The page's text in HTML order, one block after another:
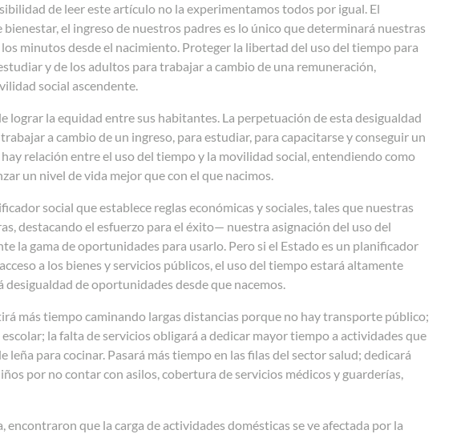
de leer este artículo no la experimentamos todos por igual. El
el ingreso de nuestros padres es lo único que determinará nuestras
minutos desde el nacimiento. Proteger la libertad del uso del tiempo para
y de los adultos para trabajar a cambio de una remuneración,
social ascendente.
la equidad entre sus habitantes. La perpetuación de esta desigualdad
a cambio de un ingreso, para estudiar, para capacitarse y conseguir un
relación entre el uso del tiempo y la movilidad social, entendiendo como
un nivel de vida mejor que con el que nacimos.
social que establece reglas económicas y sociales, tales que nuestras
destacando el esfuerzo para el éxito— nuestra asignación del uso del
la gama de oportunidades para usarlo. Pero si el Estado es un planificador
a los bienes y servicios públicos, el uso del tiempo estará altamente
de oportunidades desde que nacemos.
más tiempo caminando largas distancias porque no hay transporte público;
la falta de servicios obligará a dedicar mayor tiempo a actividades que
leña para cocinar. Pasará más tiempo en las filas del sector salud; dedicará
por no contar con asilos, cobertura de servicios médicos y guarderías,
que la carga de actividades domésticas se ve afectada por la